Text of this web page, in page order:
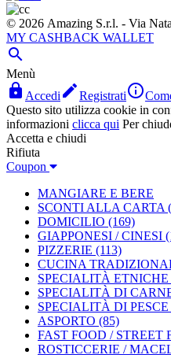
© 2026 Amazing S.r.l. - Via
MY CASHBACK WALLET

Menù
 Accedi Registrati
Questo sito utilizza cookie in
informazioni clicca qui Per
Accetta e chiudi
Rifiuta
Coupon
MANGIARE E BERE
SCONTI ALLA CARTA
DOMICILIO (169)
GIAPPONESI / CINESI
PIZZERIE (113)
CUCINA
SPECIALITÀ ETNICHE
SPECIALITÀ DI
SPECIALITÀ DI PESCE
ASPORTO (85)
FAST FOOD / STREET
ROSTICCERIE /